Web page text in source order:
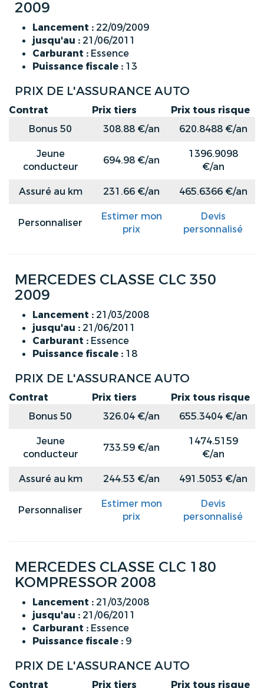
2009
Lancement : 22/09/2009
jusqu'au : 21/06/2011
Carburant : Essence
Puissance fiscale : 13
PRIX DE L'ASSURANCE AUTO
Contrat Prix tiers
Prix tous risque
Bonus 50
308.88 €/an
620.8488 €/an
Jeune
conducteur
694.98 €/an
1396.9098
€/an
Assuré au km
231.66 €/an 465.6366 €/an
Personnaliser
Estimer mon
prix
Devis
personnalisé
MERCEDES CLASSE CLC 350
2009
Lancement : 21/03/2008
jusqu'au : 21/06/2011
Carburant : Essence
Puissance fiscale : 18
PRIX DE L'ASSURANCE AUTO
Contrat Prix tiers
Prix tous risque
Bonus 50
326.04 €/an
655.3404 €/an
Jeune
conducteur
733.59 €/an
1474.5159
€/an
Assuré au km
244.53 €/an 491.5053 €/an
Personnaliser
Estimer mon
prix
Devis
personnalisé
MERCEDES CLASSE CLC 180
KOMPRESSOR 2008
Lancement : 21/03/2008
jusqu'au : 21/06/2011
Carburant : Essence
Puissance fiscale : 9
PRIX DE L'ASSURANCE AUTO
Contrat Prix tiers
Prix tous risque